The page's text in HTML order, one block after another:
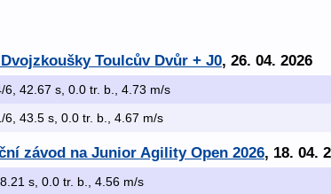
Toulcův Dvůr + J0, 26. 04. 2026
6, 42.67 s, 0.0 tr. b., 4.73 m/s
6, 43.5 s, 0.0 tr. b., 4.67 m/s
závod na Junior Agility Open 2026, 18. 04.
s, 0.0 tr. b., 4.56 m/s